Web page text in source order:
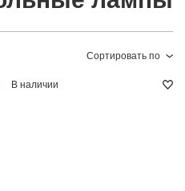
Сортировать по
В наличии